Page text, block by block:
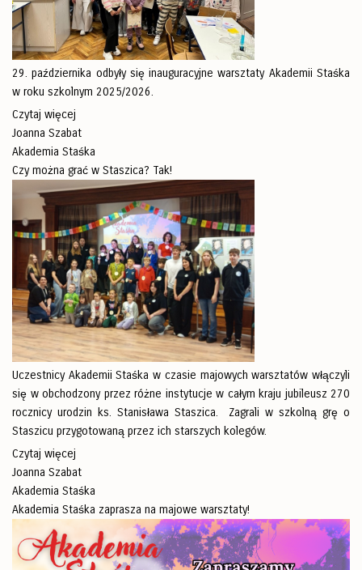
29. października odbyły się inauguracyjne warsztaty Akademii Staśka
w roku szkolnym 2025/2026.
Czytaj więcej
Joanna Szabat
Akademia Staśka
Czy można grać w Staszica? Tak!
Uczestnicy Akademii Staśka w czasie majowych warsztatów włączyli
się w obchodzony przez różne instytucje w całym kraju jubileusz 270
rocznicy urodzin ks. Stanisława Staszica. Zagrali w szkolną grę o
Staszicu przygotowaną przez ich starszych kolegów.
Czytaj więcej
Joanna Szabat
Akademia Staśka
Akademia Staśka zaprasza na majowe warsztaty!